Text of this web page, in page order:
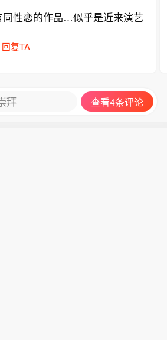
同性恋的作品…似乎是近来演艺
回复TA
拜 查看4条评论